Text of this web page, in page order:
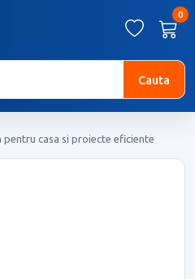
0
Cauta
pentru casa si proiecte eficiente